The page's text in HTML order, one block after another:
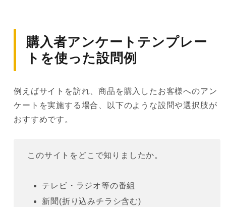
購入者アンケートテンプレー
トを使った設問例
例えばサイトを訪れ、商品を購入したお客様へのアン
ケートを実施する場合、以下のような設問や選択肢が
おすすめです。
このサイトをどこで知りましたか。
テレビ・ラジオ等の番組
新聞(折り込みチラシ含む)